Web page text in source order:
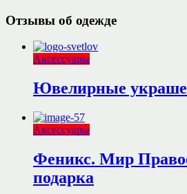
Отзывы об одежде
Аксессуары
Ювелирные
Аксессуары
Феникс. Мир
подарка